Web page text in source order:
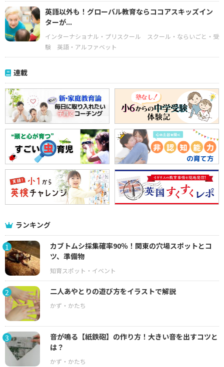
英語以外も！グローバル教育ならココアスキッズイン
ターが...
インターナショナル・プリスクール
スクール・ならいごと・受
験
英語・アルファベット
連載
ランキング
1
カブトムシ採集確率90％！関東の穴場スポットとコ
ツ、準備物
2 二人あやとりの遊び方をイラストで解説
3
音が鳴る【紙鉄砲】の作り方！大きい音を出すコツと
は？